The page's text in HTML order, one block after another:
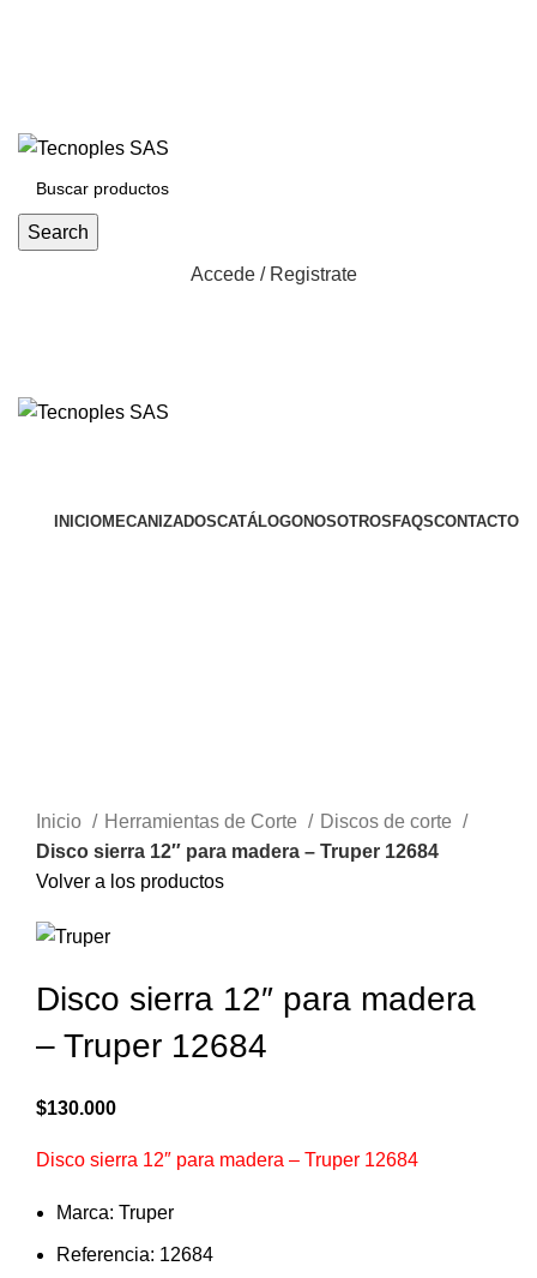
Search
Accede / Registrate
INICIOMECANIZADOSCATÁLOGONOSOTROSFAQSCONTACTO
Inicio Herramientas de Corte
Discos de corte
Disco sierra 12″ para madera – Truper 12684
Volver a los productos
Disco sierra 12″ para madera
– Truper 12684
$130.000
Disco sierra 12″ para madera – Truper 12684
Marca: Truper
Referencia: 12684